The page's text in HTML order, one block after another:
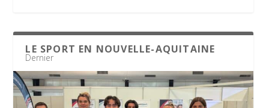
LE SPORT EN NOUVELLE-AQUITAINE
Dernier